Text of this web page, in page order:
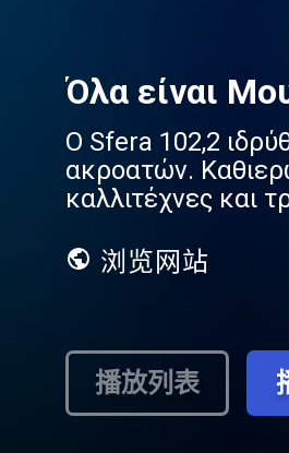
Όλα είναι
Ο Sfera 102,2
ακροατών.
καλλιτέχνες και
浏览网站
播放列表